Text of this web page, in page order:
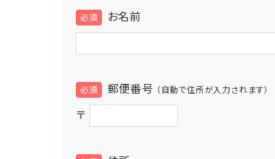
お名前
郵便番号 （自動で住所が入力されます）
〒